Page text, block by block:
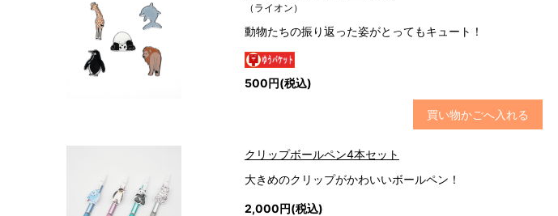
（ライオン）
動物たちの振り返った姿がとってもキュート！
500円(税込)
買い物かごへ入れる
クリップボールペン4本セット
大きめのクリップがかわいいボールペン！
2,000円(税込)